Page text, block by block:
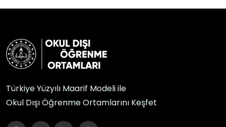
Türkiye Yüzyılı Maarif Modeli ile
Okul Dışı Öğrenme Ortamlarını Keşfet